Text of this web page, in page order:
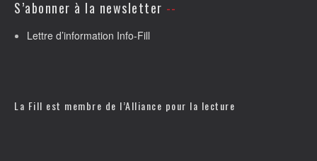
S’abonner à la newsletter
Lettre d’information Info-Fill
La Fill est membre de l’Alliance pour la lecture